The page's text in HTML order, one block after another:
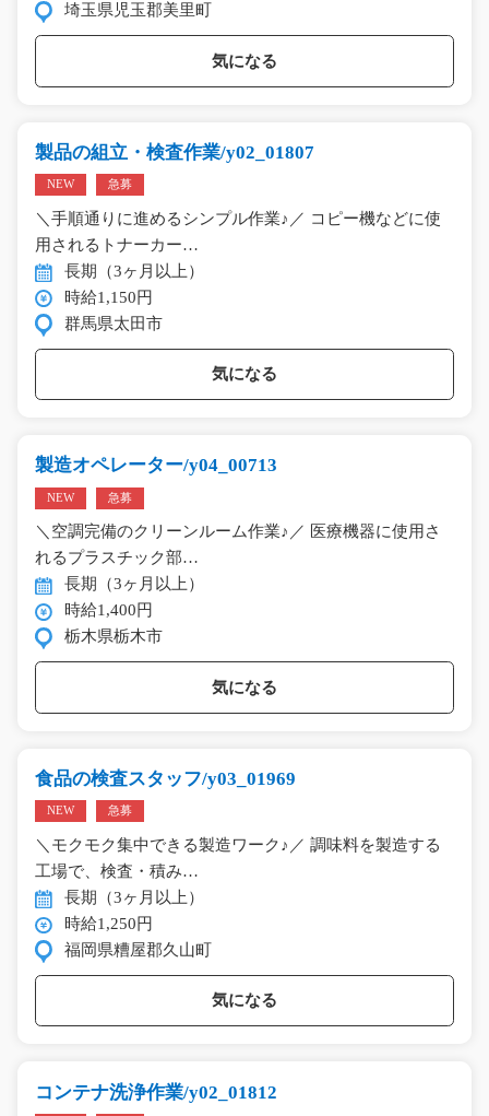
埼玉県児玉郡美里町
気になる
製品の組立・検査作業/y02_01807
NEW 急募
＼手順通りに進めるシンプル作業♪／ コピー機などに使
用されるトナーカー…
長期（3ヶ月以上）
時給1,150円
群馬県太田市
気になる
製造オペレーター/y04_00713
NEW 急募
＼空調完備のクリーンルーム作業♪／ 医療機器に使用さ
れるプラスチック部…
長期（3ヶ月以上）
時給1,400円
栃木県栃木市
気になる
食品の検査スタッフ/y03_01969
NEW 急募
＼モクモク集中できる製造ワーク♪／ 調味料を製造する
工場で、検査・積み…
長期（3ヶ月以上）
時給1,250円
福岡県糟屋郡久山町
気になる
コンテナ洗浄作業/y02_01812